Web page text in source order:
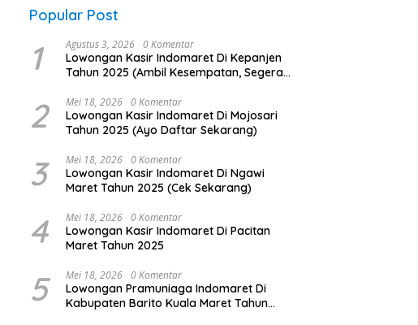
Popular Post
1 Agustus 3, 2026 0 Komentar
Lowongan Kasir Indomaret Di Kepanjen
Tahun 2025 (Ambil Kesempatan, Segera
2 Mei 18, 2026 0 Komentar
Lowongan Kasir Indomaret Di Mojosari
Tahun 2025 (Ayo Daftar Sekarang)
3 Mei 18, 2026 0 Komentar
Lowongan Kasir Indomaret Di Ngawi
Maret Tahun 2025 (Cek Sekarang)
4 Mei 18, 2026 0 Komentar
Lowongan Kasir Indomaret Di Pacitan
Maret Tahun 2025
5 Mei 18, 2026 0 Komentar
Lowongan Pramuniaga Indomaret Di
Kabupaten Barito Kuala Maret Tahun